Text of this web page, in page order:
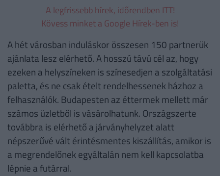
A legfrissebb hírek, időrendben ITT!
Kövess minket a Google Hírek-ben is!
A hét városban induláskor összesen 150 partnerük
ajánlata lesz elérhető. A hosszú távú cél az, hogy
ezeken a helyszíneken is színesedjen a szolgáltatási
paletta, és ne csak ételt rendelhessenek házhoz a
felhasználók. Budapesten az éttermek mellett már
számos üzletből is vásárolhatunk. Országszerte
továbbra is elérhető a járványhelyzet alatt
népszerűvé vált érintésmentes kiszállítás, amikor is
a megrendelőnek egyáltalán nem kell kapcsolatba
lépnie a futárral.